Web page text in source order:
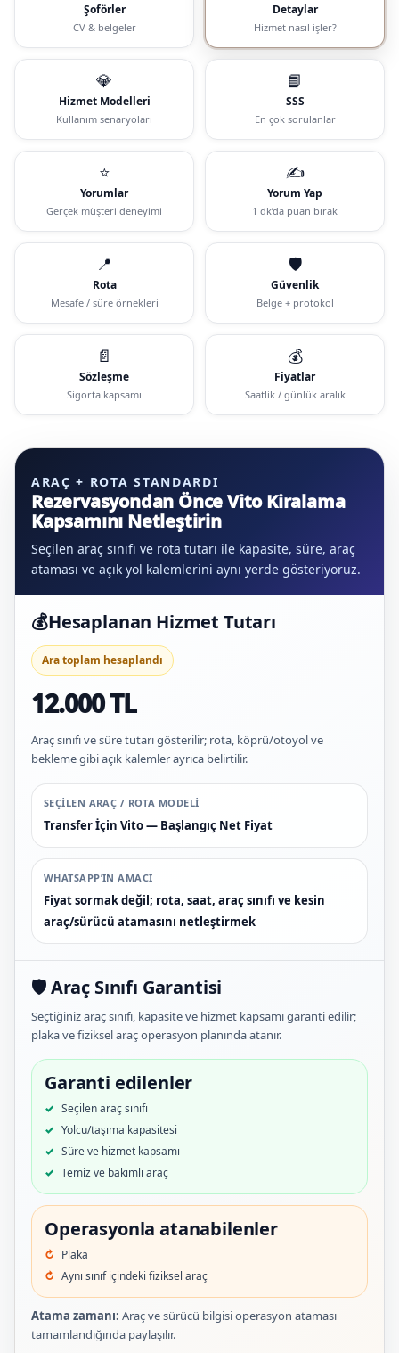
Şoförler
CV & belgeler
Detaylar
Hizmet nasıl işler?
💎
Hizmet Modelleri
Kullanım senaryoları
📘
SSS
En çok sorulanlar
⭐
Yorumlar
Gerçek müşteri deneyimi
✍️
Yorum Yap
1 dk’da puan bırak
📍
Rota
Mesafe / süre örnekleri
🛡️
Güvenlik
Belge + protokol
📄
Sözleşme
Sigorta kapsamı
💰
Fiyatlar
Saatlik / günlük aralık
ARAÇ + ROTA STANDARDI
Rezervasyondan Önce Vito Kiralama
Kapsamını Netleştirin
Seçilen araç sınıfı ve rota tutarı ile kapasite, süre, araç
ataması ve açık yol kalemlerini aynı yerde gösteriyoruz.
💰Hesaplanan Hizmet Tutarı
Ara toplam hesaplandı
12.000 TL
Araç sınıfı ve süre tutarı gösterilir; rota, köprü/otoyol ve
bekleme gibi açık kalemler ayrıca belirtilir.
SEÇILEN ARAÇ / ROTA MODELI
Transfer İçin Vito — Başlangıç Net Fiyat
WHATSAPP’IN AMACI
Fiyat sormak değil; rota, saat, araç sınıfı ve kesin
araç/sürücü atamasını netleştirmek
🛡️ Araç Sınıfı Garantisi
Seçtiğiniz araç sınıfı, kapasite ve hizmet kapsamı garanti edilir;
plaka ve fiziksel araç operasyon planında atanır.
Garanti edilenler
Seçilen araç sınıfı
Yolcu/taşıma kapasitesi
Süre ve hizmet kapsamı
Temiz ve bakımlı araç
Operasyonla atanabilenler
Plaka
Aynı sınıf içindeki fiziksel araç
Atama zamanı: Araç ve sürücü bilgisi operasyon ataması
tamamlandığında paylaşılır.